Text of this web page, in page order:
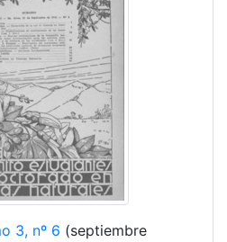
3, nº 6 (septiembre